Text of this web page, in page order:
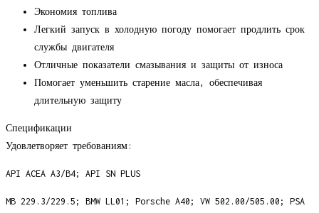
Экономия топлива
Легкий запуск в холодную погоду помогает продлить срок
службы двигателя
Отличные показатели смазывания и защиты от износа
Помогает уменьшить старение масла, обеспечивая
длительную защиту
Спецификации
Удовлетворяет требованиям:
API ACEA A3/B4; API SN PLUS
MB 229.3/229.5; BMW LL01; Porsche A40; VW 502.00/505.00; PSA